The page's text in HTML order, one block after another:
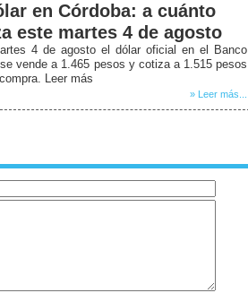
en Córdoba: a cuánto
este martes 4 de agosto
4 de agosto el dólar oficial en el Banco
vende a 1.465 pesos y cotiza a 1.515 pesos
Leer más
» Leer más...